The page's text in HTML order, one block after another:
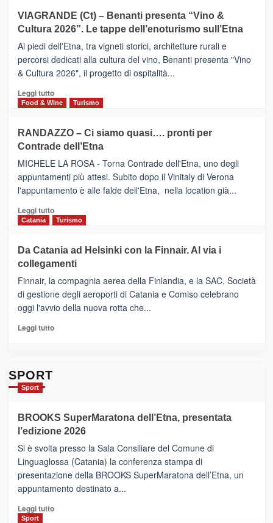
Anche
la
Alcantara
nei
primi
nella
classifica
IL
SAN
DOMENICO
PALACE
TAORMINA,
UN
HOTEL
FOUR
IL
NUOVO
SUMMER
CLUB
VIAGRANDE (Ct) – Benanti presenta “Vino &
Cultura 2026”. Le tappe dell’enoturismo sull’Etna
Ai piedi dell'Etna, tra vigneti storici, architetture rurali e
percorsi dedicati alla cultura del vino, Benanti presenta "Vino
& Cultura 2026", il progetto di ospitalità...
Leggi tuttoLeggi
di
VIAGRANDE
(Ct)
–
Benanti
presenta
“Vino
&
Cultura
tappe
dell’enoturismo
Food & Wine Turismo
RANDAZZO – Ci siamo quasi…. pronti per
Contrade dell’Etna
MICHELE LA ROSA - Torna Contrade dell'Etna, uno degli
appuntamenti più attesi. Subito dopo il Vinitaly di Verona
l'appuntamento è alle falde dell'Etna, nella location già...
Leggi tuttoLeggi
di
RANDAZZO
–
Ci
siamo
quasi….
pronti
per
Catania Turismo
Da Catania ad Helsinki con la Finnair. Al via i
collegamenti
Finnair, la compagnia aerea della Finlandia, e la SAC, Società
di gestione degli aeroporti di Catania e Comiso celebrano
oggi l'avvio della nuova rotta che...
Leggi tuttoLeggi
con
la
Al
via
i
collegamenti
SPORT
Sport
BROOKS SuperMaratona dell’Etna, presentata
l’edizione 2026
Si è svolta presso la Sala Consiliare del Comune di
Linguaglossa (Catania) la conferenza stampa di
presentazione della BROOKS SuperMaratona dell’Etna, un
appuntamento destinato a...
Leggi tuttoLeggi
Sport